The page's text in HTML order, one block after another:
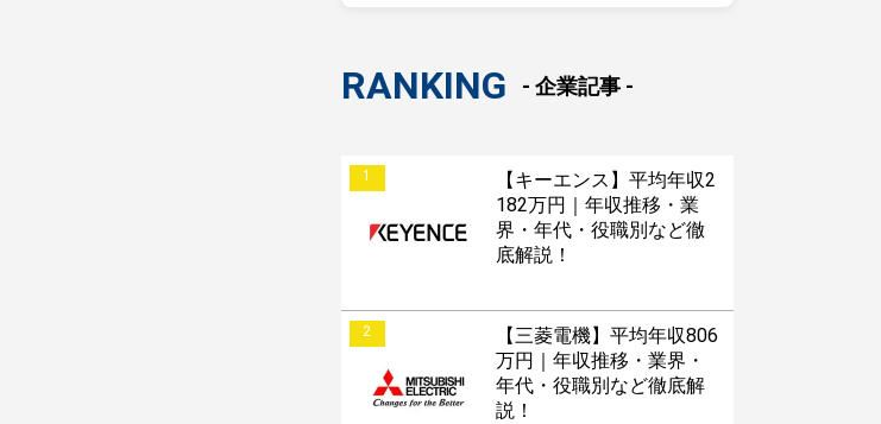
RANKING - 企業記事 -
1
【キーエンス】平均年収2
182万円｜年収推移・業
界・年代・役職別など徹
底解説！
2
【三菱電機】平均年収806
万円｜年収推移・業界・
年代・役職別など徹底解
説！